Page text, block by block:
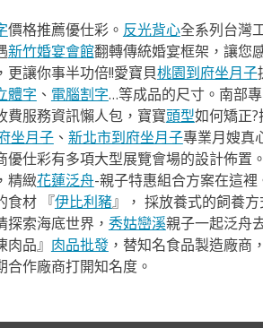
價格推薦優仕彩。 反光背心全系列台灣
新竹婚宴會館翻轉傳統婚宴框架，讓您
更讓你事半功倍!!愛寶貝桃園到府坐月子
體字 、 電腦割字…等成品的尺寸。南部
費服務資訊懶人包，寶寶頭型如何矯正
坐月子、 新北市到府坐月子專業月嫂真
優仕彩有多項大型展覽會場的設計佈置。
精緻花蓮泛舟-親子特惠組合方案在這
食材 『伊比利豬』， 採放養式的飼養方
探索海底世界， 秀姑巒溪親子一起泛舟
肉品』 肉品批發，替知名食品製造廠商
合作廠商打開知名度。